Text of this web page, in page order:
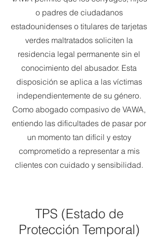
o padres de ciudadanos
estadounidenses o titulares de tarjetas
verdes maltratados soliciten la
residencia legal permanente sin el
conocimiento del abusador. Esta
disposición se aplica a las víctimas
independientemente de su género.
Como abogado compasivo de VAWA,
entiendo las dificultades de pasar por
un momento tan difícil y estoy
comprometido a representar a mis
clientes con cuidado y sensibilidad.
TPS (Estado de
Protección Temporal)